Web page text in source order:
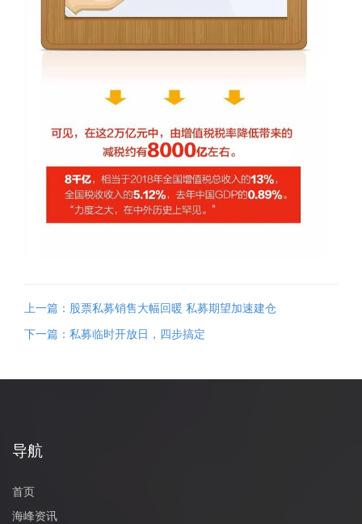
上一篇：股票私募销售大幅回暖 私募期望加速建仓
下一篇：私募临时开放日，四步搞定
导航
首页
海峰资讯